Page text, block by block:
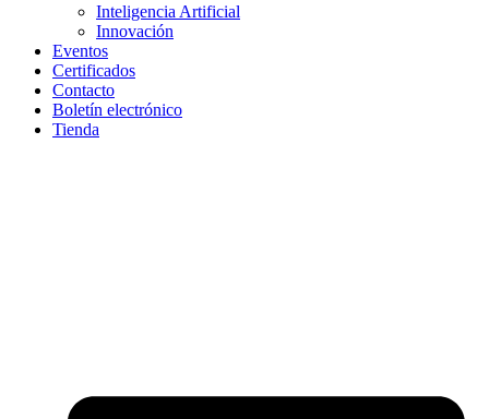
Inteligencia Artificial
Innovación
Eventos
Certificados
Contacto
Boletín electrónico
Tienda